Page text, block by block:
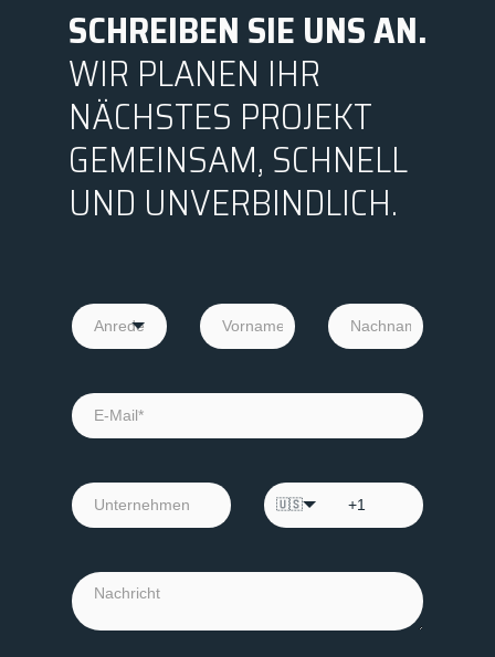
SCHREIBEN SIE UNS AN.
WIR PLANEN IHR
NÄCHSTES PROJEKT
GEMEINSAM, SCHNELL
UND UNVERBINDLICH.
🇺🇸